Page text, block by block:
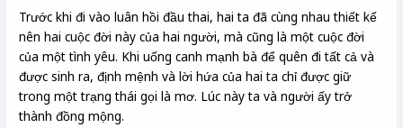
Trước khi đi vào luân hồi đầu thai, hai ta đã cùng nhau thiết kế
nên hai cuộc đời này của hai người, mà cũng là một cuộc đời
của một tình yêu. Khi uống canh mạnh bà để quên đi tất cả và
được sinh ra, định mệnh và lời hứa của hai ta chỉ được giữ
trong một trạng thái gọi là mơ. Lúc này ta và người ấy trở
thành đồng mộng.